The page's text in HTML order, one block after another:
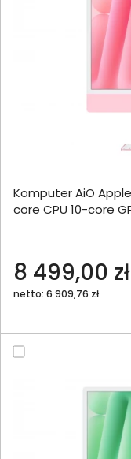
Komputer AiO
core CPU 10-core
8 499,00 zł
netto: 6 909,76 zł